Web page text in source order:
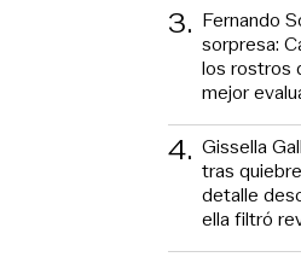
3. Fernando
sorpresa:
los rostros
mejor
4. Gissella
tras
detalle
ella filtró